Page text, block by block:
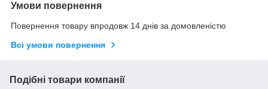
Умови повернення
Повернення товару впродовж 14 днів за домовленістю
Всі умови повернення
Подібні товари компанії